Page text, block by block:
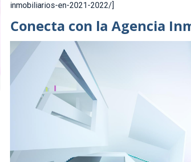
inmobiliarios-en-2021-2022/]
Conecta con la Agencia